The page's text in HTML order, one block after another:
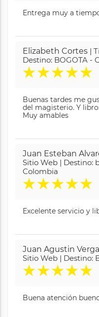
Entrega muy a
Elizabeth Cortes |
Destino: BOGOTA -
★★★★★
Buenas tardes me
del magisterio. Y
Muy amables
Juan Esteban
Sitio Web | Destino:
Colombia
★★★★★
Excelente servicio y
Juan Agustin
Sitio Web | Destino:
★★★★★
Buena atención